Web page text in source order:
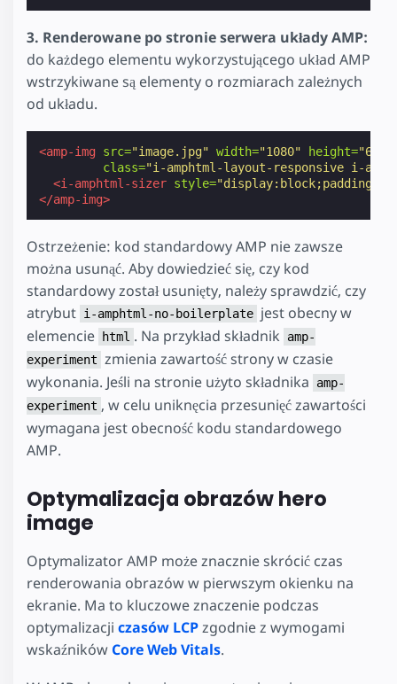
3. Renderowane po stronie serwera układy AMP:
do każdego elementu wykorzystującego układ AMP
wstrzykiwane są elementy o rozmiarach zależnych
od układu.
<amp-img src="image.jpg" width="1080" height="610"
class="i-amphtml-layout-responsive i-
<i-amphtml-sizer style="display:block;padding-
</amp-img>
Ostrzeżenie: kod standardowy AMP nie zawsze
można usunąć. Aby dowiedzieć się, czy kod
standardowy został usunięty, należy sprawdzić, czy
atrybut i-amphtml-no-boilerplate jest obecny w
elemencie
html . Na przykład składnik
amp-
experiment zmienia zawartość strony w czasie
wykonania. Jeśli na stronie użyto składnika
amp-
experiment , w celu uniknęcia przesunięć zawartości
wymagana jest obecność kodu standardowego
AMP.
Optymalizacja obrazów hero
image
Optymalizator AMP może znacznie skrócić czas
renderowania obrazów w pierwszym okienku na
ekranie. Ma to kluczowe znaczenie podczas
optymalizacji czasów LCPzgodnie z wymogami
wskaźników Core Web Vitals.